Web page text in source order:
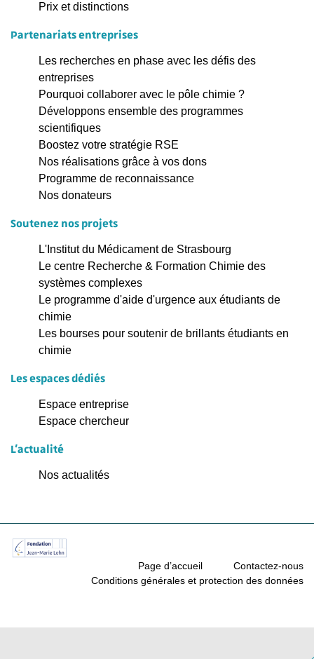
Prix et distinctions
Partenariats entreprises
Les recherches en phase avec les défis des
entreprises
Pourquoi collaborer avec le pôle chimie ?
Développons ensemble des programmes
scientifiques
Boostez votre stratégie RSE
Nos réalisations grâce à vos dons
Programme de reconnaissance
Nos donateurs
Soutenez nos projets
L'Institut du Médicament de Strasbourg
Le centre Recherche & Formation Chimie des
systèmes complexes
Le programme d'aide d'urgence aux étudiants de
chimie
Les bourses pour soutenir de brillants étudiants en
chimie
Les espaces dédiés
Espace entreprise
Espace chercheur
L'actualité
Nos actualités
Page d’accueil
Contactez-nous
Conditions générales et protection des données